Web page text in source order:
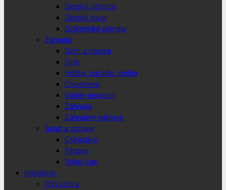
Detský nábytok
Detský tovar
Dojčenské potreby
Záhrada
Dom a stavba
Grily
Hobby, náradie, dielňa
Osvetlenie
Vodný program
Záhrada
Záhradný nábytok
Šport a zdravie
Cyklistika
Fitness
Voľný čas
Inšpirácie
Obývačka